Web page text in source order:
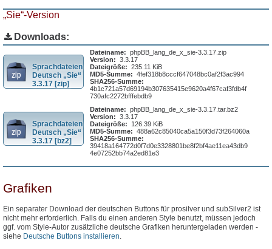
„Sie“-Version
Downloads:
Sprachdateien
Deutsch „Sie“
3.3.17 [zip]
Dateiname: phpBB_lang_de_x_sie-3.3.17.zip
Version: 3.3.17
Dateigröße: 235.11 KiB
MD5-Summe: 4fef318b8cccf647048bc0af2f3ac994
SHA256-Summe:
4b1c721a57d69194b307635415e9620a4f67caf3fdb4f
730afc2272bfffebdb9
Sprachdateien
Deutsch „Sie“
3.3.17 [bz2]
Dateiname: phpBB_lang_de_x_sie-3.3.17.tar.bz2
Version: 3.3.17
Dateigröße:
126.39 KiB
MD5-Summe: 488a62c85040ca5a150f3d73f264060a
SHA256-Summe:
39418a164772d0f7d0e3328801be8f2bf4ae11ea43db9
4e07252bb74a2ed81e3
Grafiken
Ein separater Download der deutschen Buttons für prosilver und subSilver2 ist
nicht mehr erforderlich. Falls du einen anderen Style benutzt, müssen jedoch
ggf. vom Style-Autor zusätzliche deutsche Grafiken heruntergeladen werden -
siehe Deutsche Buttons installieren.